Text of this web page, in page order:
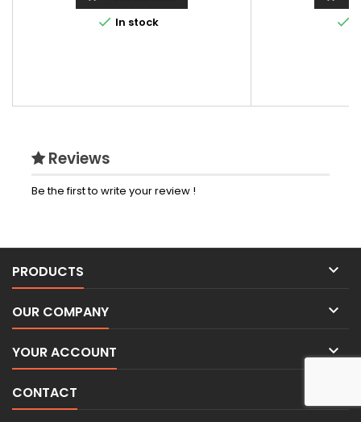
 In stock 
Reviews
Be the first to write your review !
PRODUCTS 
OUR COMPANY 
YOUR ACCOUNT 
CONTACT